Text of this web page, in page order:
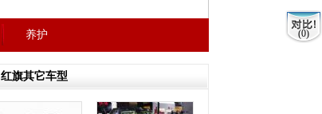
养护
红旗其它车型
(0)